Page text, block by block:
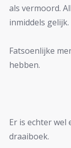
als vermoord.
inmiddels gelijk.
Fatsoenlijke
hebben.
Er is echter wel
draaiboek.